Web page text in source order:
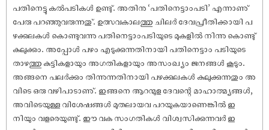
പതിനെട്ടു കൽപടികൾ ഉണ്ടു്. അതിനു ‘പതിനെട്ടാംപടി’ എന്നാണു്
പേരു പറഞ്ഞുവരുന്നതു്. ഉത്സവകാലത്തു ചിലർ ദേവപ്രീതിക്കായി പ
ഴക്കുലകൾ കൊണ്ടുവന്നു പതിനെട്ടാംപടിയുടെ മുകളിൽ നിന്നു കൊണ്ടു്
കുലുക്കും. അപ്പോൾ പഴം എടുക്കുന്നതിനായി പതിനെട്ടാം പടിയുടെ
താഴത്തു കുട്ടികളായും അഗതികളായും അസംഖ്യം ജനങ്ങൾ കൂടും.
അങ്ങനെ പലർക്കും തിന്നുന്നതിനായി പഴക്കുലകൾ കുലുക്കുന്നതും അ
വിടെ ഒരു വഴിപാടാണു്. ഇങ്ങനെ ആറന്മുള ദേവന്റെ മാഹാത്മ്യങ്ങൾ,
അവിടെയുള്ള വിശേ‌ഷങ്ങൾ മുതലായവ പറയുകയാണെങ്കിൽ ഇ
നിയും വളരെയുണ്ടു്. ഈ വക സംഗതികൾ വിശ്വസിക്കുന്നവർ ഇ